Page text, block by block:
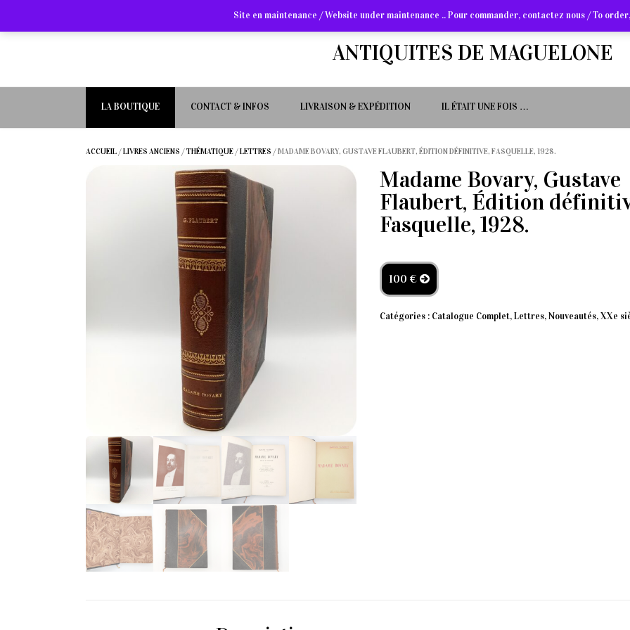
ANTIQUITES DE MAGUELONE
LA BOUTIQUE CONTACT & INFOS LIVRAISON & EXPÉDITION IL ÉTAIT UNE FOIS …
ACCUEIL /LIVRES ANCIENS /THÉMATIQUE /LETTRES / MADAME BOVARY, GUSTAVE FLAUBERT, ÉDITION DÉFINITIVE, FASQUELLE, 1928.
Madame Bovary, Gustave
Flaubert, Édition
Fasquelle, 1928.
100 €
Catégories : Catalogue Complet,Lettres,Nouveautés,XXe
Site en maintenance / Website under maintenance .. Pour commander, contactez nous / To